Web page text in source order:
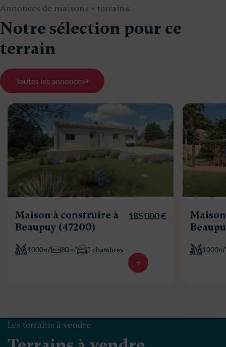
Annonces de maisons + terrains
Notre sélection pour ce
terrain
Toutes les annonces
Maison à construire à
Beaupuy (47200)
1000m² 80m² 3 chambres
185 000 €
1000m²
Les terrains à vendre